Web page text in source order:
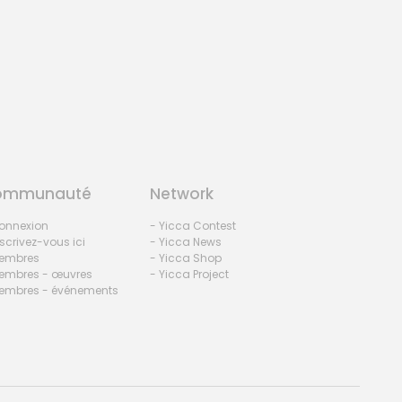
vous ici
- œuvres
- événements
Network
- Yicca Contest
- Yicca News
- Yicca Shop
- Yicca Project